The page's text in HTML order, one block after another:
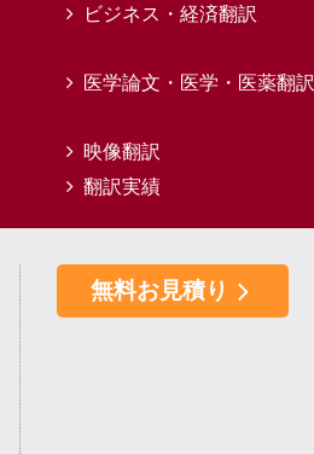
ビジネス・経済翻訳
医学論文・医学・医薬翻訳
映像翻訳
翻訳実績
無料お見積り